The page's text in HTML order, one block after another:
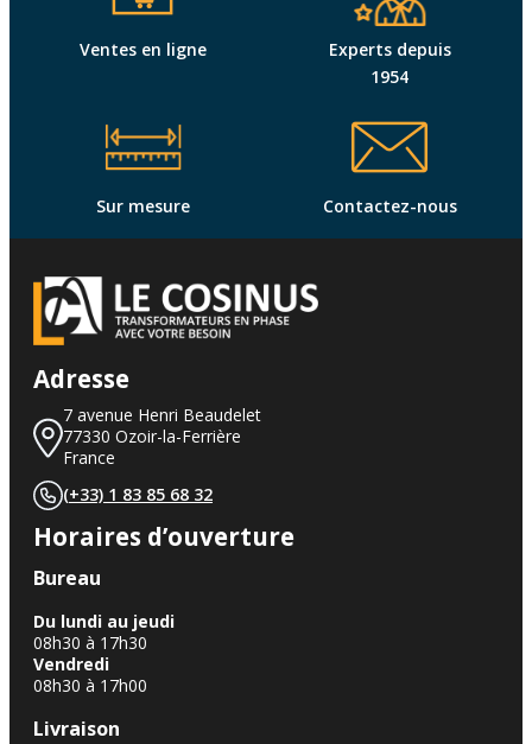
Ventes en ligne
Experts depuis
1954
Sur mesure Contactez-nous
Adresse
7 avenue Henri Beaudelet
77330 Ozoir-la-Ferrière
France
(+33) 1 83 85 68 32
Horaires d’ouverture
Bureau
Du lundi au jeudi
08h30 à 17h30
Vendredi
08h30 à 17h00
Livraison